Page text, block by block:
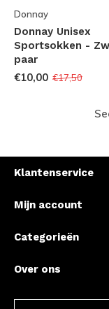
Donnay
Donnay Unisex
Sportsokken -
paar
€10,00 €17,50
Klantenservice
Mijn account
Categorieën
Over ons